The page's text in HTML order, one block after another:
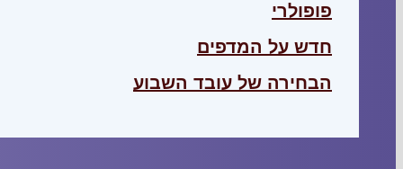
פופולרי
חדש על המדפים
הבחירה של עובד השבוע